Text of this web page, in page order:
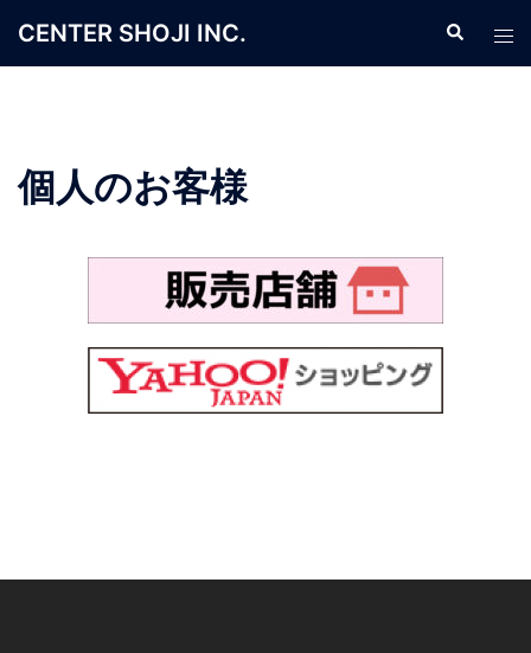
CENTER SHOJI INC.
個人のお客様